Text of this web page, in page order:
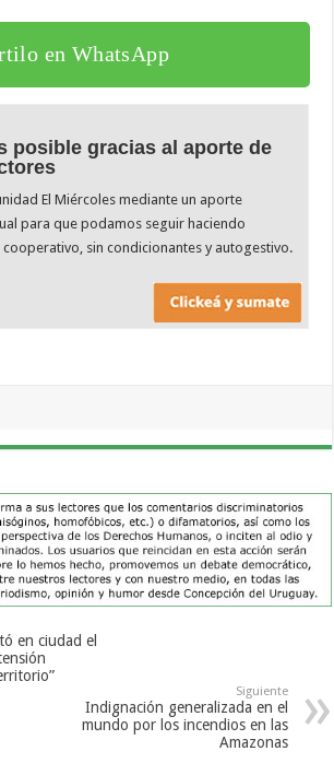
en WhatsApp
posible gracias al aporte de
El Miércoles mediante un aporte
para que podamos seguir haciendo
sin condicionantes y autogestivo.
en ciudad el
Siguiente
Indignación generalizada en el
mundo por los incendios en las
Amazonas